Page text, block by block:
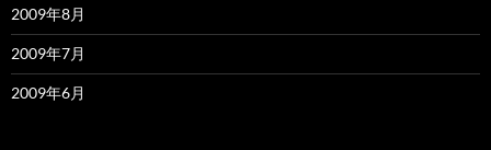
2009年8月
2009年7月
2009年6月